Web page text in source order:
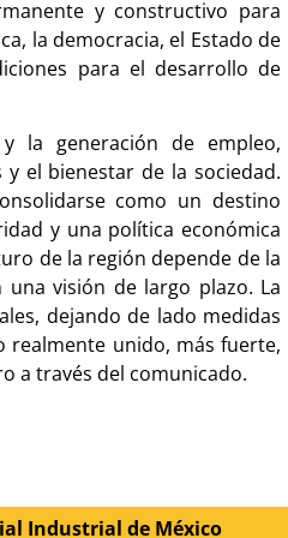
y constructivo para
la democracia, el Estado de
para el desarrollo de
la generación de empleo,
el bienestar de la sociedad.
como un destino
y una política económica
de la región depende de la
visión de largo plazo. La
dejando de lado medidas
realmente unido, más fuerte,
a través del comunicado.
Industrial de México